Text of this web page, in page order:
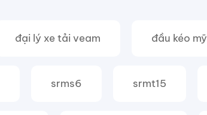
đại lý xe tải veam đầu kéo mỹ
srms6 srmt15